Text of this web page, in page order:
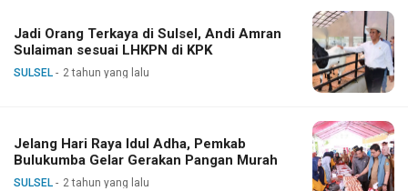
Jadi Orang Terkaya di Sulsel, Andi Amran
Sulaiman sesuai LHKPN di KPK
SULSEL 2 tahun yang lalu
Jelang Hari Raya Idul Adha, Pemkab
Bulukumba Gelar Gerakan Pangan Murah
SULSEL 2 tahun yang lalu